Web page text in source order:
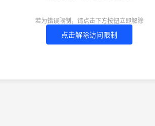
若为错误限制，请点击下方按钮立即解除
点击解除访问限制